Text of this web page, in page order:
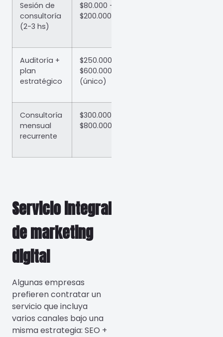
Sesión de
consultoría
(2-3 hs)
$80.000 –
$200.000
Auditoría +
plan
estratégico
$250.000 –
$600.000
(único)
Consultoría
mensual
recurrente
$300.000 –
$800.000/mes
Servicio integral
de marketing
digital
Algunas empresas
prefieren contratar un
servicio que incluya
varios canales bajo una
misma estrategia: SEO +